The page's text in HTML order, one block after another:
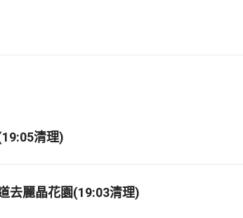
清理)
去麗晶花園(19:03清理)